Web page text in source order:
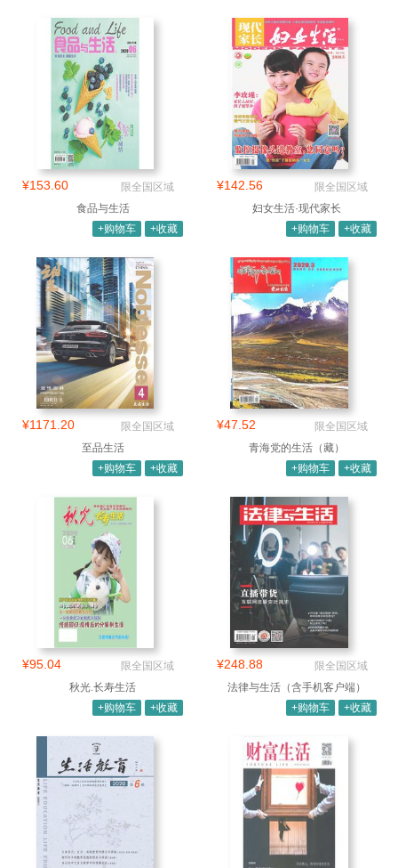
¥153.60
限全国区域
食品与生活
+购物车
+收藏
¥142.56
限全国区域
妇女生活·现代家长
+购物车
+收藏
¥1171.20
限全国区域
至品生活
+购物车
+收藏
¥47.52
限全国区域
青海党的生活（藏）
+购物车
+收藏
¥95.04
限全国区域
秋光.长寿生活
+购物车
+收藏
¥248.88
限全国区域
法律与生活（含手机客户端）
+购物车
+收藏